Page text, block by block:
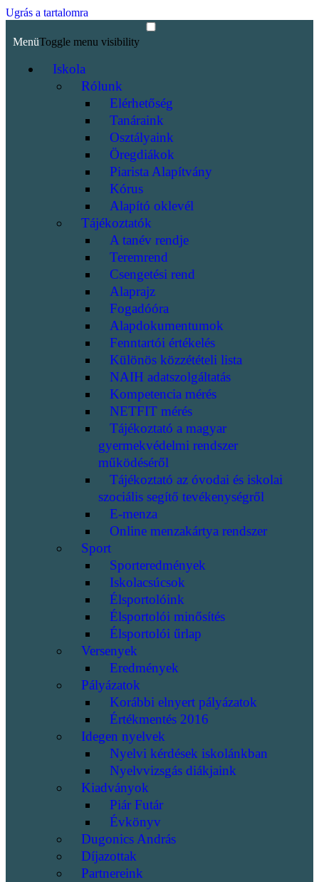
Ugrás a tartalomra
MenüToggle menu visibility
Iskola
Rólunk
Elérhetőség
Tanáraink
Osztályaink
Öregdiákok
Piarista Alapítvány
Kórus
Alapító oklevél
Tájékoztatók
A tanév rendje
Teremrend
Csengetési rend
Alaprajz
Fogadóóra
Alapdokumentumok
Fenntartói értékelés
Különös közzétételi lista
NAIH adatszolgáltatás
Kompetencia mérés
NETFIT mérés
Tájékoztató a magyar
gyermekvédelmi rendszer
működéséről
Tájékoztató az óvodai és iskolai
szociális segítő tevékenységről
E-menza
Online menzakártya rendszer
Sport
Sporteredmények
Iskolacsúcsok
Élsportolóink
Élsportolói minősítés
Élsportolói űrlap
Versenyek
Eredmények
Pályázatok
Korábbi elnyert pályázatok
Értékmentés 2016
Idegen nyelvek
Nyelvi kérdések iskolánkban
Nyelvvizsgás diákjaink
Kiadványok
Piár Futár
Évkönyv
Dugonics András
Díjazottak
Partnereink